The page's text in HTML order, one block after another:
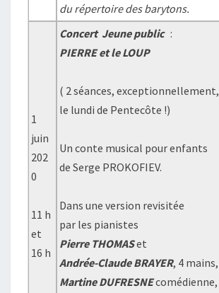
du répertoire des barytons.
1
juin
202
0
11 h
et
16 h
Concert Jeune public:
PIERRE et le LOUP
( 2 séances, exceptionnellement,
le lundi de Pentecôte !)
Un conte musical pour enfants
de Serge PROKOFIEV.
Dans une version revisitée
par les pianistes
Pierre THOMASet
Andrée-Claude BRAYER, 4 mains,
Martine DUFRESNEcomédienne,